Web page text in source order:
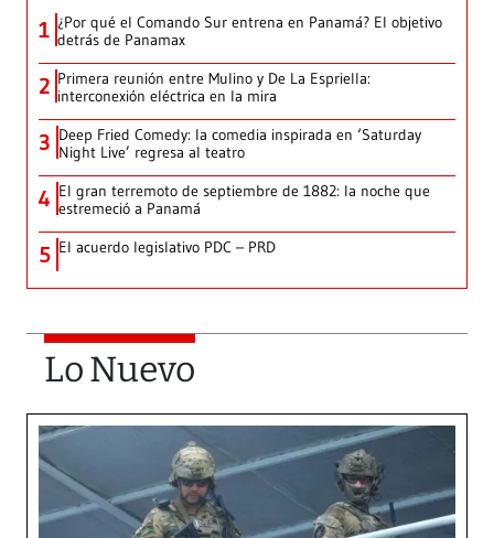
1 ¿Por qué el Comando Sur entrena en Panamá? El objetivo
detrás de Panamax
2 Primera reunión entre Mulino y De La Espriella:
interconexión eléctrica en la mira
3 Deep Fried Comedy: la comedia inspirada en ‘Saturday
Night Live’ regresa al teatro
4 El gran terremoto de septiembre de 1882: la noche que
estremeció a Panamá
5 El acuerdo legislativo PDC – PRD
Lo Nuevo